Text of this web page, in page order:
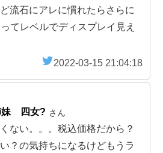
流石にアレに慣れたらさらに
てレベルでディスプレイ見え
2022-03-15 21:04:18
妹 四女? さん
ない。。。税込価格だから？
？の気持ちになるけどもうラ